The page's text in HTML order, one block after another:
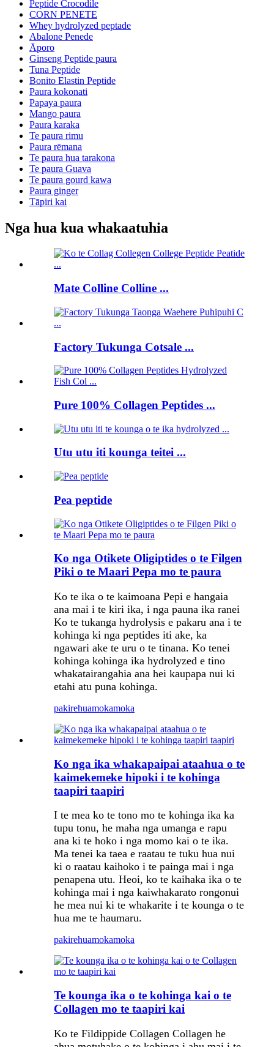
Peptide Crocodile
CORN PENETE
Whey hydrolyzed peptade
Abalone Penede
Āporo
Ginseng Peptide paura
Tuna Peptide
Bonito Elastin Peptide
Paura kokonati
Papaya paura
Mango paura
Paura karaka
Te paura rimu
Paura rēmana
Te paura hua tarakona
Te paura Guava
Te paura gourd kawa
Paura ginger
Tāpiri kai
Nga hua kua whakaatuhia
Mate Colline Colline ...
Factory Tukunga Cotsale ...
Pure 100% Collagen Peptides ...
Utu utu iti kounga teitei ...
Pea peptide
Ko nga Otikete Oligiptides o te Filgen
Piki o te Maari Pepa mo te paura
Ko te ika o te kaimoana Pepi e hangaia
ana mai i te kiri ika, i nga pauna ika ranei
Ko te tukanga hydrolysis e pakaru ana i te
kohinga ki nga peptides iti ake, ka
ngawari ake te uru o te tinana. Ko tenei
kohinga kohinga ika hydrolyzed e tino
whakatairangahia ana hei kaupapa nui ki
etahi atu puna kohinga.
pakirehuamokamoka
Ko nga ika whakapaipai ataahua o te
kaimekemeke hipoki i te kohinga
taapiri taapiri
I te mea ko te tono mo te kohinga ika ka
tupu tonu, he maha nga umanga e rapu
ana ki te hoko i nga momo kai o te ika.
Ma tenei ka taea e raatau te tuku hua nui
ki o raatau kaihoko i te painga mai i nga
penapena utu. Heoi, ko te kaihaka ika o te
kohinga mai i nga kaiwhakarato rongonui
he mea nui ki te whakarite i te kounga o te
hua me te haumaru.
pakirehuamokamoka
Te kounga ika o te kohinga kai o te
Collagen mo te taapiri kai
Ko te Fildippide Collagen Collagen he